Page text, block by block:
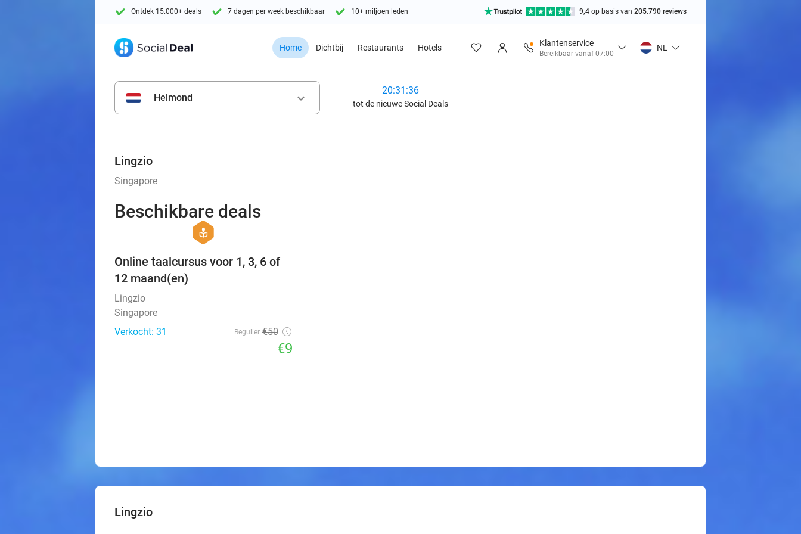
Ontdek 15.000+ deals 7 dagen per week beschikbaar 10+ miljoen leden 9,4 op basis van 205.790 reviews
Home Dichtbij Restaurants Hotels
Klantenservice
Bereikbaar vanaf 07:00
NL
Helmond keyboard_arrow_down
20:31:34
tot de nieuwe Social Deals
Lingzio
Singapore
Beschikbare deals
hexagon
course
Online taalcursus voor 1, 3, 6 of
12 maand(en)
Lingzio
Singapore
Verkocht: 31
Regulier €50
€9
Lingzio